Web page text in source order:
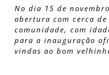
No dia 15 de
abertura com cerca
comunidade, com
para a inauguração
vindas ao bom